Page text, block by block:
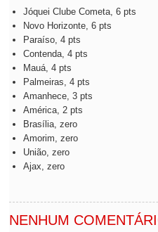
Jóquei Clube Cometa, 6 pts
Novo Horizonte, 6 pts
Paraíso, 4 pts
Contenda, 4 pts
Mauá, 4 pts
Palmeiras, 4 pts
Amanhece, 3 pts
América, 2 pts
Brasília, zero
Amorim, zero
União, zero
Ajax, zero
NENHUM